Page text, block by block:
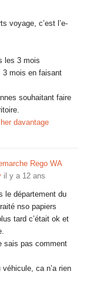
voyage, c’est l’e-
les 3 mois
3 mois en faisant
souhaitant faire
davantage
Rego WA
il y a 12 ans
le département du
nso papiers
tard c’était ok et
sais pas comment
véhicule, ca n’a rien